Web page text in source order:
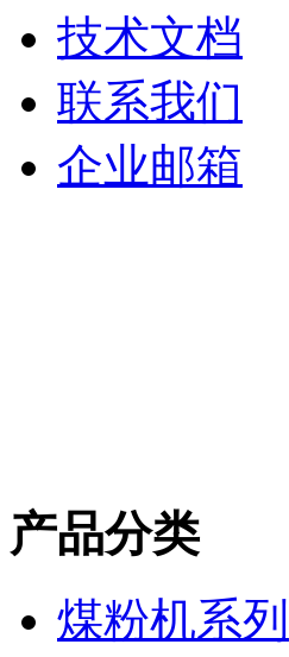
技术文档
联系我们
企业邮箱
产品分类
煤粉机系列